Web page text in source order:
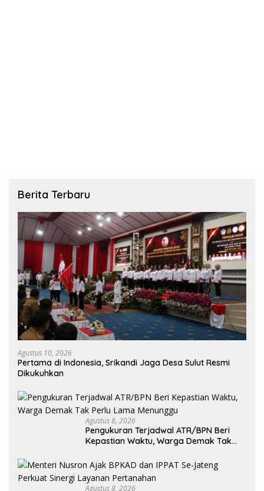
Berita Terbaru
Agustus 10, 2026
Pertama di Indonesia, Srikandi Jaga Desa Sulut Resmi
Dikukuhkan
Agustus 8, 2026
Pengukuran Terjadwal ATR/BPN Beri
Kepastian Waktu, Warga Demak Tak
Agustus 8, 2026